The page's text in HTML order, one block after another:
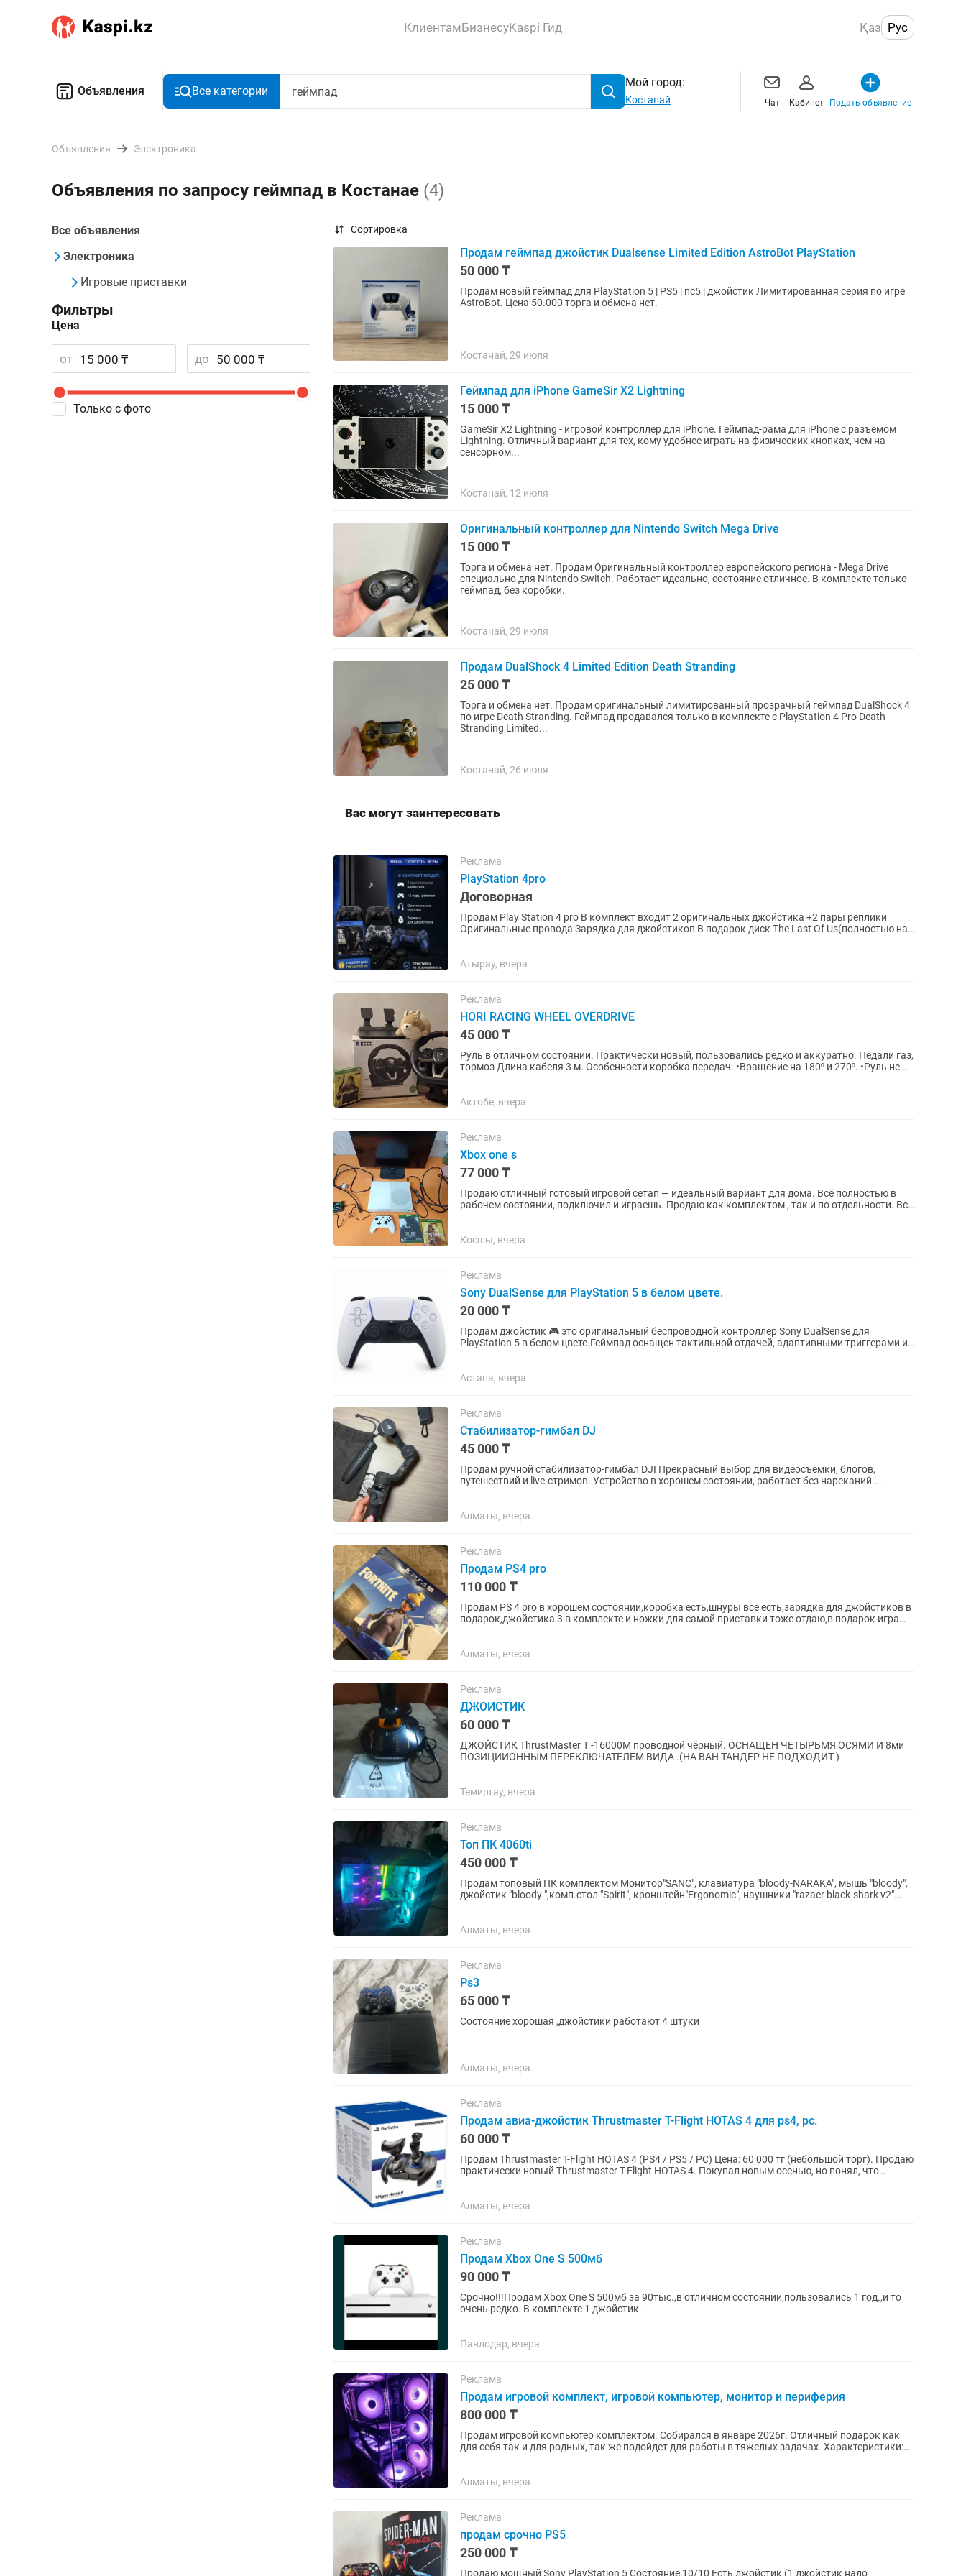
КлиентамБизнесуKaspi Гид Қаз Рус
Объявления Все категории
Мой город:
Костанай Чат Кабинет Подать объявление
Объявления Электроника
Объявления по запросу геймпад в Костанае (4)
Все объявления
Электроника
Игровые приставки
Фильтры
Цена
от до
Только с фото
Сортировка
Продам геймпад джойстик Dualsense Limited Edition AstroBot PlayStation
50 000 ₸
Продам новый геймпад для PlayStation 5 | PS5 | пс5 | джойстик Лимитированная серия по игре
AstroBot. Цена 50.000 торга и обмена нет.
Костанай, 29 июля
Геймпад для iPhone GameSir X2 Lightning
15 000 ₸
GameSir X2 Lightning - игровой контроллер для iPhone. Геймпад-рама для iPhone с разъёмом
Lightning. Отличный вариант для тех, кому удобнее играть на физических кнопках, чем на
сенсорном...
Костанай, 12 июля
Оригинальный контроллер для Nintendo Switch Mega Drive
15 000 ₸
Торга и обмена нет. Продам Оригинальный контроллер европейского региона - Mega Drive
специально для Nintendo Switch. Работает идеально, состояние отличное. В комплекте только
геймпад, без коробки.
Костанай, 29 июля
Продам DualShock 4 Limited Edition Death Stranding
25 000 ₸
Торга и обмена нет. Продам оригинальный лимитированный прозрачный геймпад DualShock 4
по игре Death Stranding. Геймпад продавался только в комплекте с PlayStation 4 Pro Death
Stranding Limited...
Костанай, 26 июля
Вас могут заинтересовать
Реклама
PlayStation 4pro
Договорная
Продам Play Station 4 pro В комплект входит 2 оригинальных джойстика +2 пары реплики
Оригинальные провода Зарядка для джойстиков В подарок диск The Last Of Us(полностью на
Атырау, вчера
Реклама
HORI RACING WHEEL OVERDRIVE
45 000 ₸
Руль в отличном состоянии. Практически новый, пользовались редко и аккуратно. Педали газ,
тормоз Длина кабеля 3 м. Особенности коробка передач. •Вращение на 180⁰ и 270⁰. •Руль не
Актобе, вчера
Реклама
Xbox one s
77 000 ₸
Продаю отличный готовый игровой сетап — идеальный вариант для дома. Всё полностью в
рабочем состоянии, подключил и играешь. Продаю как комплектом , так и по отдельности. Все
Косшы, вчера
Реклама
Sony DualSense для PlayStation 5 в белом цвете.
20 000 ₸
Продам джойстик 🎮 это оригинальный беспроводной контроллер Sony DualSense для
PlayStation 5 в белом цвете.Геймпад оснащен тактильной отдачей, адаптивными триггерами и
Астана, вчера
Реклама
Стабилизатор-гимбал DJ
45 000 ₸
Продам ручной стабилизатор-гимбал DJI Прекрасный выбор для видеосъёмки, блогов,
путешествий и live-стримов. Устройство в хорошем состоянии, работает без нареканий.
Алматы, вчера
Реклама
Продам PS4 pro
110 000 ₸
Продам PS 4 pro в хорошем состоянии,коробка есть,шнуры все есть,зарядка для джойстиков в
подарок,джойстика 3 в комплекте и ножки для самой приставки тоже отдаю,в подарок игра
Алматы, вчера
Реклама
ДЖОЙСТИК
60 000 ₸
ДЖОЙСТИК ThrustMaster T -16000M проводной чёрный. ОСНАЩЕН ЧЕТЫРЬМЯ ОСЯМИ И 8ми
ПОЗИЦИИОННЫМ ПЕРЕКЛЮЧАТЕЛЕМ ВИДА .(НА ВАН ТАНДЕР НЕ ПОДХОДИТ )
Темиртау, вчера
Реклама
Топ ПК 4060ti
450 000 ₸
Продам топовый ПК комплектом Монитор"SANC", клавиатура "bloody-NARAKA", мышь "bloody",
джойстик "bloody ",комп.стол "Spirit", кронштейн"Ergonomic", наушники "razaer black-shark v2"
Алматы, вчера
Реклама
Ps3
65 000 ₸
Состояние хорошая ,джойстики работают 4 штуки
Алматы, вчера
Реклама
Продам авиа-джойстик Thrustmaster T-Flight HOTAS 4 для ps4, pc.
60 000 ₸
Продам Thrustmaster T-Flight HOTAS 4 (PS4 / PS5 / PC) Цена: 60 000 тг (небольшой торг). Продаю
практически новый Thrustmaster T-Flight HOTAS 4. Покупал новым осенью, но понял, что
Алматы, вчера
Реклама
Продам Xbox One S 500мб
90 000 ₸
Срочно!!!Продам Xbox One S 500мб за 90тыс.,в отличном состоянии,пользовались 1 год.,и то
очень редко. В комплекте 1 джойстик.
Павлодар, вчера
Реклама
Продам игровой комплект, игровой компьютер, монитор и периферия
800 000 ₸
Продам игровой компьютер комплектом. Собирался в январе 2026г. Отличный подарок как
для себя так и для родных, так же подойдет для работы в тяжелых задачах. Характеристики:
Алматы, вчера
Реклама
продам срочно PS5
250 000 ₸
Продаю мощный Sony PlayStation 5 Состояние 10/10 Есть джойстик (1 джойстик надо